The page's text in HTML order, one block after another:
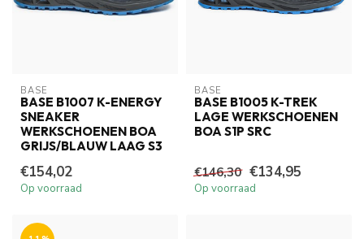
BASE
BASE B1007 K-ENERGY
SNEAKER
WERKSCHOENEN BOA
GRIJS/BLAUW LAAG S3
€154,02
Op voorraad
BASE
BASE B1005 K-TREK
LAGE WERKSCHOENEN
BOA S1P SRC
€146,30 €134,95
Op voorraad